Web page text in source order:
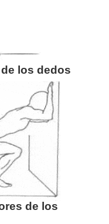
los dedos
de los